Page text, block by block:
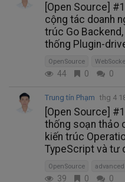
[Open Source]
cộng tác doanh
trúc Go
thống Plugin-
OpenSource
44 0 0
Trung tín Phạm thg 4
[Open Source]
thống soạn thảo
kiến trúc
TypeScript và tư
OpenSource
39 0 0